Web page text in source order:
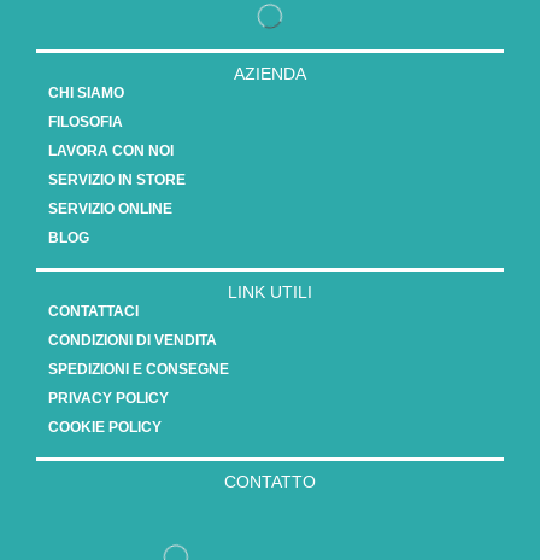
AZIENDA
CHI SIAMO
FILOSOFIA
LAVORA CON NOI
SERVIZIO IN STORE
SERVIZIO ONLINE
BLOG
LINK UTILI
CONTATTACI
CONDIZIONI DI VENDITA
SPEDIZIONI E CONSEGNE
PRIVACY POLICY
COOKIE POLICY
CONTATTO